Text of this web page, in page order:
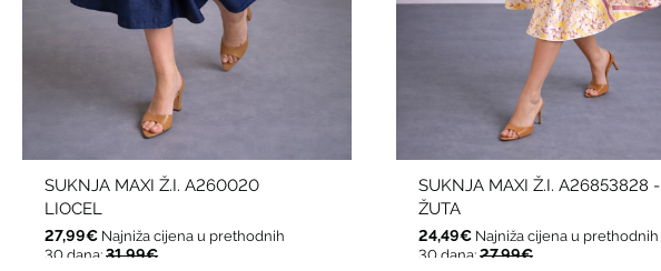
SUKNJA MAXI Ž.I. A260020
LIOCEL
27,99€ Najniža cijena u prethodnih
30 dana: 31,99€
SUKNJA MAXI Ž.I. A26853828 -
ŽUTA
24,49€ Najniža cijena u prethodnih
30 dana: 27,99€